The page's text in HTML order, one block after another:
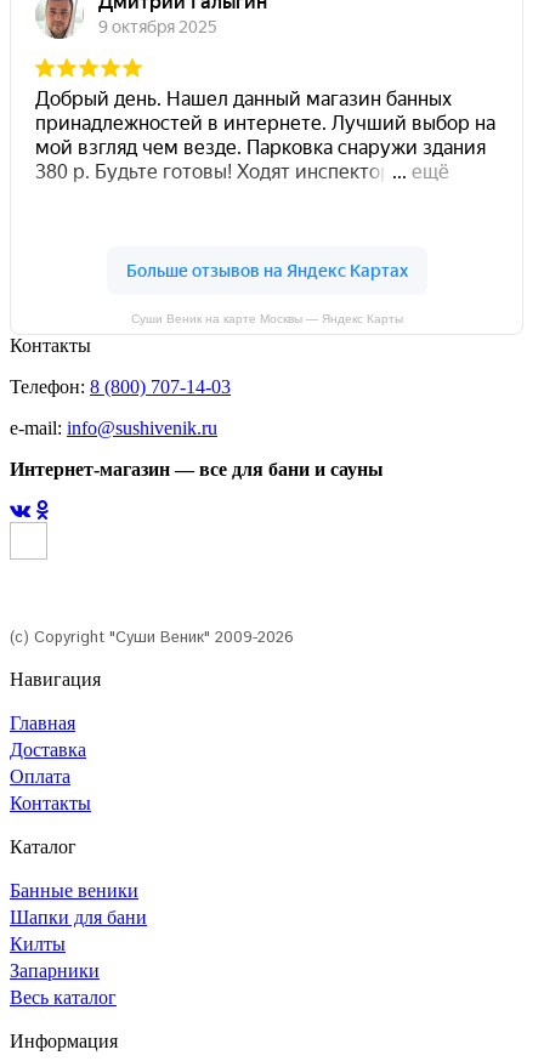
Суши Веник на карте Москвы — Яндекс Карты
Контакты
Телефон: 8 (800) 707-14-03
e-mail: info@sushivenik.ru
Интернет-магазин — все для бани и сауны
(с) Copyright "Суши Веник" 2009-2026
Навигация
Главная
Доставка
Оплата
Контакты
Каталог
Банные веники
Шапки для бани
Килты
Запарники
Весь каталог
Информация